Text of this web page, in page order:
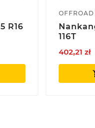
R16
OFFROAD
116T
402,21 zł